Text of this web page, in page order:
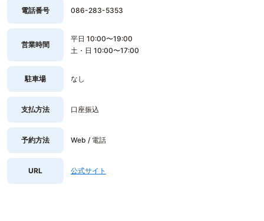
電話番号 086-283-5353
営業時間
平日 10:00〜19:00
土・日 10:00〜17:00
駐車場 なし
支払方法 口座振込
予約方法 Web / 電話
URL 公式サイト